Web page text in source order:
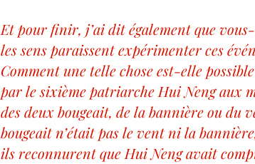
Et pour finir, j’ai dit également que
les sens paraissent expérimenter ces
Comment une telle chose est-elle
par le sixième patriarche Hui Neng aux
des deux bougeait, de la bannière ou
bougeait n’était pas le vent ni la
ils reconnurent que Hui Neng avait